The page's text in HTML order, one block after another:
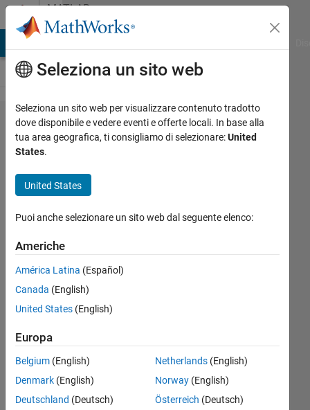
Vai al contenutoMATLAB
Answers
Scattered
points
plotting
pcolorm?
Shayma
17 Nov
2021
Risposte
17 Nov
2021
Seleziona un sito web
Seleziona un sito web per visualizzare contenuto tradotto
dove disponibile e vedere eventi e offerte locali. In base alla
tua area geografica, ti consigliamo di selezionare:United
States.
United States
Puoi anche selezionare un sito web dal seguente elenco:
Americhe
América Latina (Español)
Canada (English)
United States (English)
Europa
Belgium (English)
Denmark (English)
Deutschland (Deutsch)
Netherlands(English)
Norway(English)
Österreich (Deutsch)